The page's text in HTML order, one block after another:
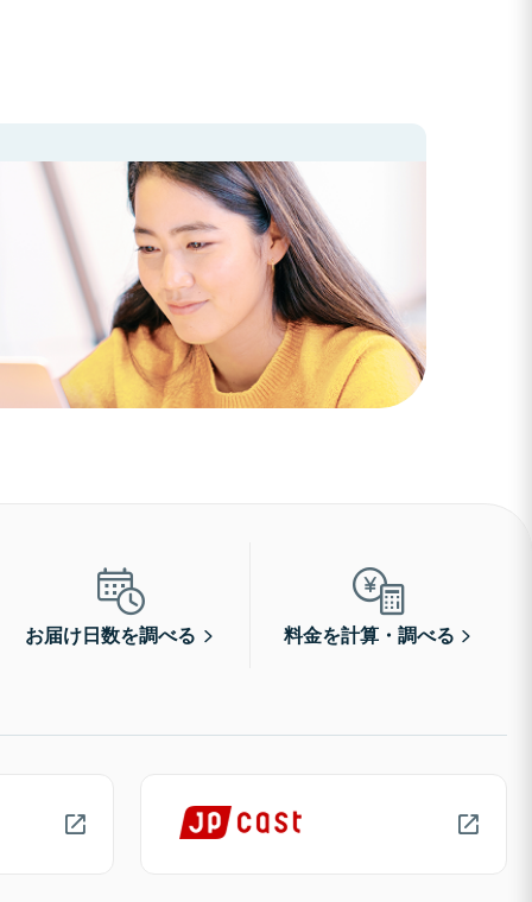
お届け日数を調べる 料金を計算・調べる